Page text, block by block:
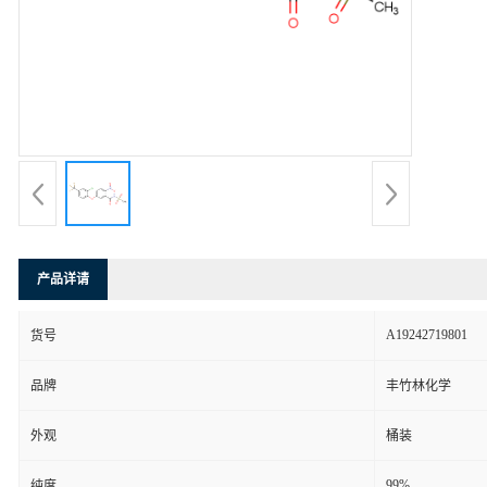
产品详请
货号 A19242719801
品牌 丰竹林化学
外观 桶装